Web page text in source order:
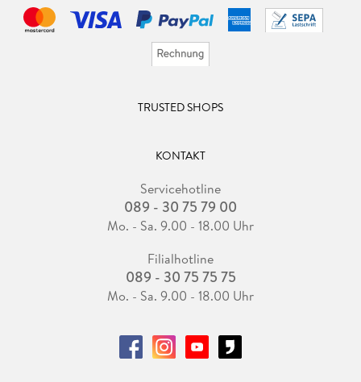
TRUSTED SHOPS
KONTAKT
Servicehotline
089 - 30 75 79 00
Mo. - Sa. 9.00 - 18.00 Uhr
Filialhotline
089 - 30 75 75 75
Mo. - Sa. 9.00 - 18.00 Uhr